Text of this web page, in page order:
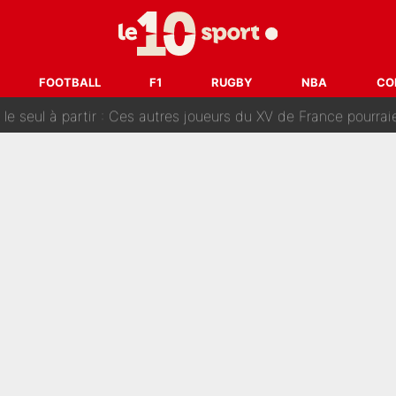
FOOTBALL F1 RUGBY NBA
: Les révélations de la famille Zidane sur sa prise de
les recrues espérées par Bruno Genesio et Grégory
: Ces autres joueurs du XV de France pourraient aussi quitter le Stade